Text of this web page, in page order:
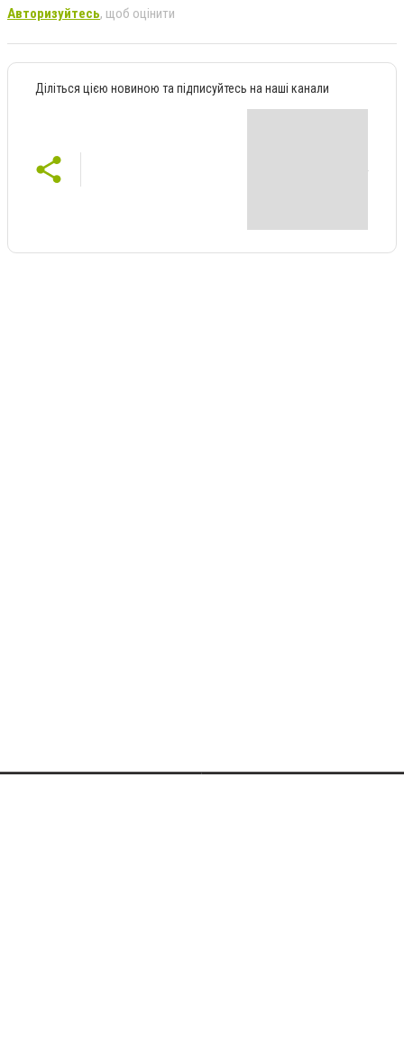
Авторизуйтесь, щоб оцінити
Діліться цією новиною та підписуйтесь на наші канали